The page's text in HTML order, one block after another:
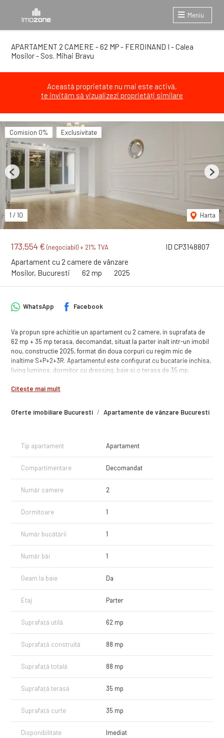
Meniu
APARTAMENT 2 CAMERE - 62 MP - FERDINAND I - Calea
Mosilor - Sos. Mihai Bravu
Această proprietate nu mai este activă,
te invităm să vizualizezi proprietăți similare
ID CP3148807
173,554 € (negociabil) + 21% TVA
Apartament cu 2 camere de vânzare
Mosilor, Bucuresti
62 mp 2025
Comision 0% Exclusivitate
1 / 10 Harta
Previous Next
Oferte imobiliare Bucuresti Apartamente de vânzare Bucuresti
WhatsApp Facebook
Va propun spre achizitie un apartament cu 2 camere, in suprafata de
62 mp + 35 mp terasa, decomandat, situat la parter inalt intr-un imobil
nou, constructie 2025, format din doua corpuri cu regim mic de
inaltime S+P+2+3R. Apartamentul este configurat cu bucatarie inchisa,
living luminos, dormitor cu dressing, baie si o terasa de 35 mp.
orasului, a mijloacelor de transport in comun, centre comerciale,
Imobil finalizat cu disponibilitate imediata.
Suna acum pentru a programa o vizionare!
Ionut Serban - 0742.400.300
https://www.imozone.ro
Citește mai mult
Tip apartament Apartament
Compartimentare Decomandat
Număr camere 2
Dormitoare 1
Număr bucătării 1
Număr băi 1
Geam la baie Da
Etaj Parter
Suprafață utilă 62 mp
Suprafață construită 88 mp
Suprafață totală 88 mp
Suprafață terasă 35 mp
Suprafață curte 35 mp
Disponibilitate Imediat